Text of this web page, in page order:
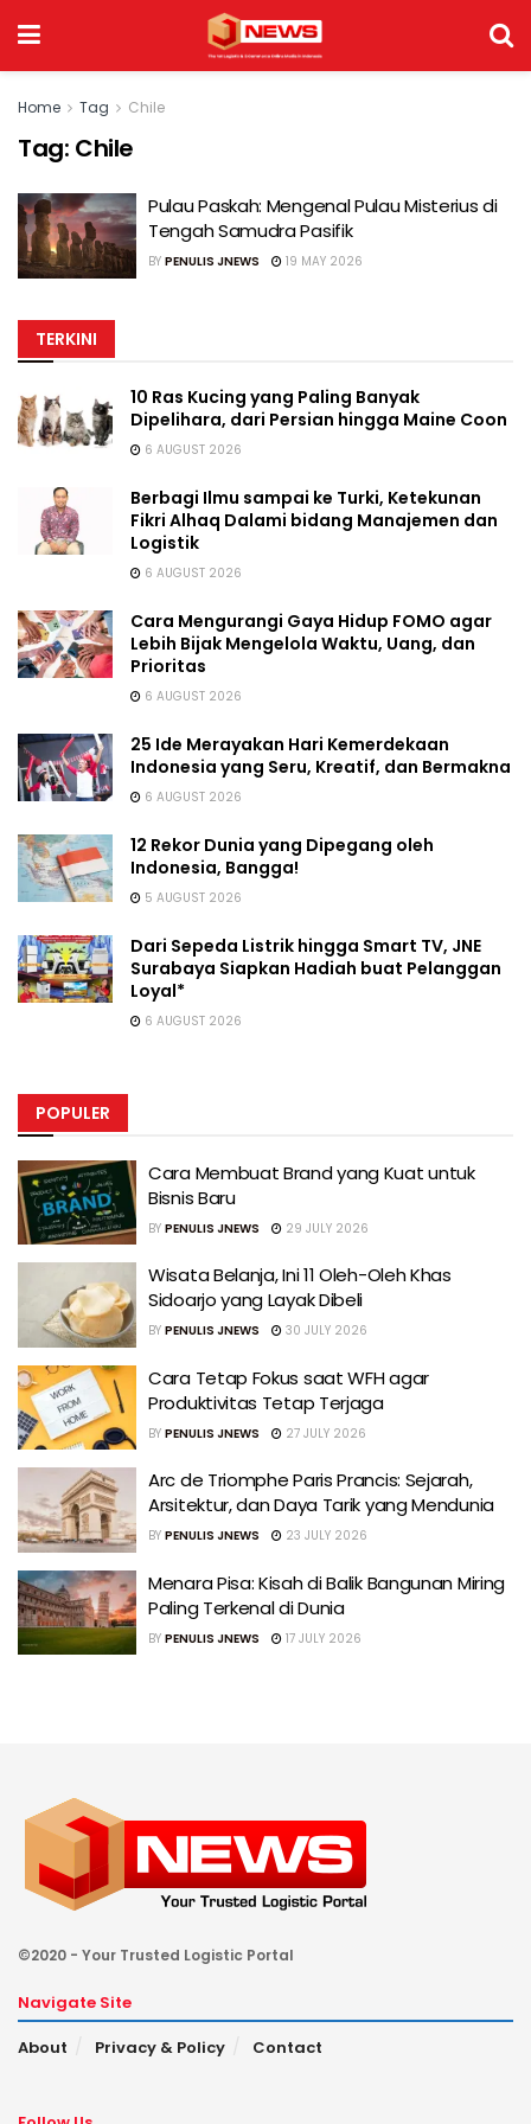
Home Tag Chile
Tag: Chile
Pulau Paskah: Mengenal Pulau Misterius di
Tengah Samudra Pasifik
BY PENULIS JNEWS 19 MAY 2026
TERKINI
10 Ras Kucing yang Paling Banyak
Dipelihara, dari Persian hingga Maine Coon
6 AUGUST 2026
Berbagi Ilmu sampai ke Turki, Ketekunan
Fikri Alhaq Dalami bidang Manajemen dan
Logistik
6 AUGUST 2026
Cara Mengurangi Gaya Hidup FOMO agar
Lebih Bijak Mengelola Waktu, Uang, dan
Prioritas
6 AUGUST 2026
25 Ide Merayakan Hari Kemerdekaan
Indonesia yang Seru, Kreatif, dan Bermakna
6 AUGUST 2026
12 Rekor Dunia yang Dipegang oleh
Indonesia, Bangga!
5 AUGUST 2026
Dari Sepeda Listrik hingga Smart TV, JNE
Surabaya Siapkan Hadiah buat Pelanggan
Loyal*
6 AUGUST 2026
POPULER
Cara Membuat Brand yang Kuat untuk
Bisnis Baru
BY PENULIS JNEWS 29 JULY 2026
Wisata Belanja, Ini 11 Oleh-Oleh Khas
Sidoarjo yang Layak Dibeli
BY PENULIS JNEWS 30 JULY 2026
Cara Tetap Fokus saat WFH agar
Produktivitas Tetap Terjaga
BY PENULIS JNEWS 27 JULY 2026
Arc de Triomphe Paris Prancis: Sejarah,
Arsitektur, dan Daya Tarik yang Mendunia
BY PENULIS JNEWS 23 JULY 2026
Menara Pisa: Kisah di Balik Bangunan Miring
Paling Terkenal di Dunia
BY PENULIS JNEWS 17 JULY 2026
©2020 - Your Trusted Logistic Portal
Navigate Site
About
Privacy & Policy Contact